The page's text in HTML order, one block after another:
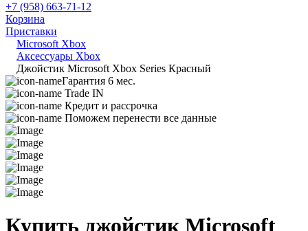
+7 (958) 663-71-12
Корзина
Приставки
Microsoft Xbox
Аксессуары Xbox
Джойстик Microsoft Xbox Series Красный
Гарантия 6 мес.
Trade IN
Кредит и рассрочка
Поможем перенести все данные
Купить джойстик Microsoft